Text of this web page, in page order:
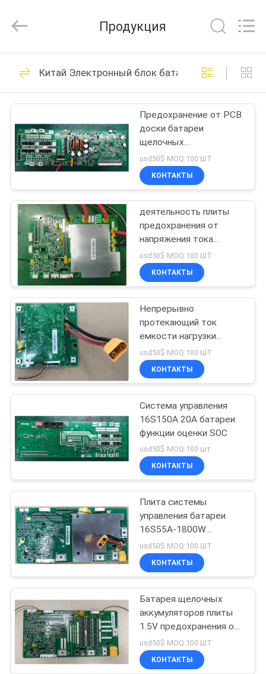
ДОМ
ПРОДУКТЫ
РОЛИКИ
НАС
ПУТЕШЕСТВИЕ
ФАБРИКИ
ПРОВЕРКА
КАЧЕСТВА
СВЯЖИТЕСЬ
МЫ
СЛУЧАИ
СПРОСИТЕ
ЦИТАТУ
КАРТА
САЙТА
PRIVACY
POLICY
Energy
Technology
All
Reserved.
Портативная
накопления
энергии
121
Литий-ионный
цилиндрических
аккумуляторов
146
3.2V батарея
энергопотреблением
Батарея Li-Mn
ионно-литиевые
полимерные
батареи
62
Продукция
Китай Электронный блок батареи
Предохранение от PCB
доски батареи
щелочных
аккумуляторов BMS
TAC BMS-16S100A-20A
для электротранспорта
usd50$ MOQ:100 ШТ
КОНТАКТЫ
деятельность плиты
предохранения от
напряжения тока
монитора электронного
блока батареи 1800mA
BMS-10S66A-1300W
usd50$ MOQ:100 ШТ
КОНТАКТЫ
Непрерывно
протекающий ток
емкости нагрузки
электронного блока
батареи BMS-7S44A-
700W сильный до 44A
usd50$ MOQ:100 ШТ
КОНТАКТЫ
Система управления
16S150A 20A батареи
функции оценки SOC
usd50$ MOQ:100 шт
КОНТАКТЫ
Плита системы
управления батареи
16S55A-1800W
защитная для
электротранспорта
usd50$ MOQ:100 ШТ
КОНТАКТЫ
Батарея щелочных
аккумуляторов плиты
1.5V предохранения от
системы управления
электронного блока
батареи 16S65A-2000W
usd50$ MOQ:100 ШТ
КОНТАКТЫ